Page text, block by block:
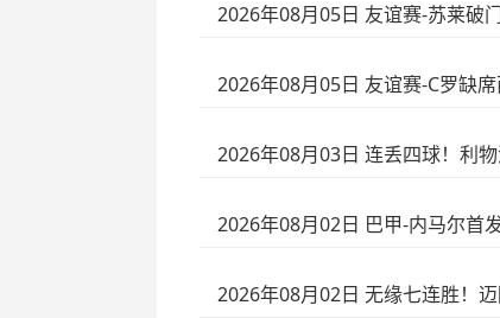
2026年08月05日 友谊赛-苏莱破
2026年08月05日 友谊赛-C罗缺
2026年08月03日 连丢四球！利
2026年08月02日 巴甲-内马尔首
2026年08月02日 无缘七连胜！